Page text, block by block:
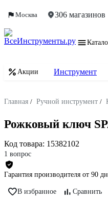
Москва 306 магазинов
Акции Инструмент
Главная / Ручной инструмент /
Рожковый ключ
Код товара: 15382102
1 вопрос
Гарантия производителя от 90
В избранное Сравнить